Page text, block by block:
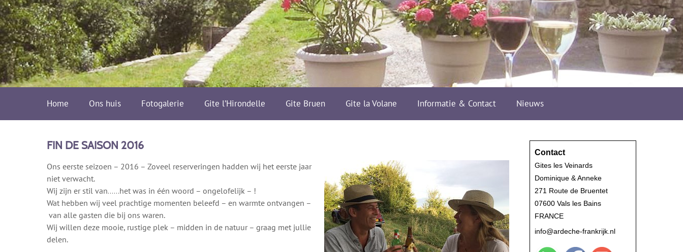
FIN DE SAISON 2016
Ons eerste seizoen – 2016 – Zoveel reserveringen hadden wij het eerste jaar
niet verwacht.
Wij zijn er stil van……het was in één woord – ongelofelijk – !
Wat hebben wij veel prachtige momenten beleefd – en warmte ontvangen –
van alle gasten die bij ons waren.
Wij willen deze mooie, rustige plek – midden in de natuur – graag met jullie
delen.
Contact
Gites les Veinards
Dominique & Anneke
271 Route de Bruentet
07600 Vals les Bains
FRANCE
info@ardeche-frankrijk.nl
Home Ons huis Fotogalerie Gite l’Hirondelle Gite Bruen Gite la Volane Informatie & Contact Nieuws